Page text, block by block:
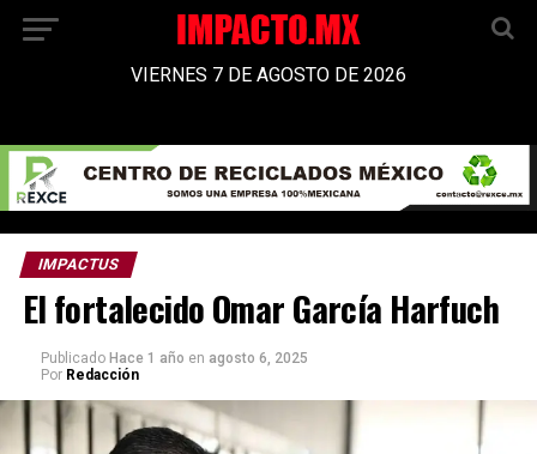
VIERNES 7 DE AGOSTO DE 2026
IMPACTUS
El fortalecido Omar García Harfuch
Publicado Hace 1 año en agosto 6, 2025
Por Redacción